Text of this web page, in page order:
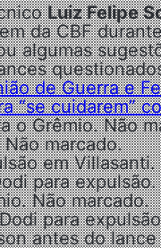
Luiz Felipe
da CBF
algumas
de Guerra e
“se cuidarem”
o Grêmio. Não
marcado.
em
para
Não marcado.
para
antes do